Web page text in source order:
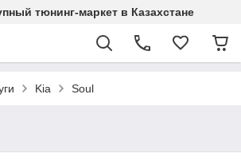
тюнинг-маркет в Казахстане
Kia Soul